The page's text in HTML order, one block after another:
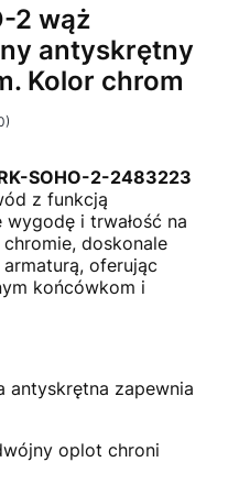
2 wąż
antyskrętny
Kolor chrom
SOHO-2-2483223
z funkcją
i trwałość na
doskonale
oferując
końcówkom i
antyskrętna zapewnia
oplot chroni